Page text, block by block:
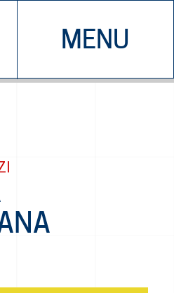
MENU
CHI SIAMO
EDDYBURG